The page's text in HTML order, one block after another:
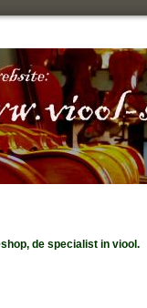
de specialist in viool.